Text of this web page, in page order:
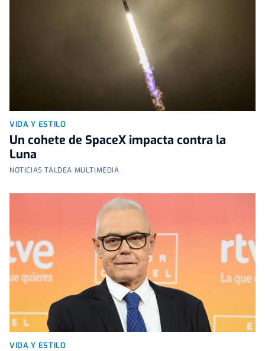
VIDA Y ESTILO
Un cohete de SpaceX impacta contra la
Luna
NOTICIAS TALDEA MULTIMEDIA
VIDA Y ESTILO